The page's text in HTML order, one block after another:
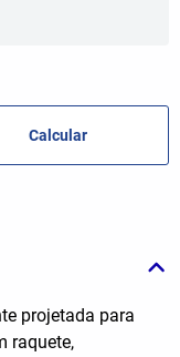
projetada para
raquete,